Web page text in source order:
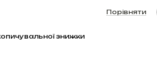
Порівняти
знижки